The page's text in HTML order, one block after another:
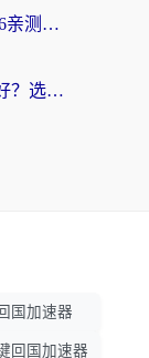
斧牛和OurPlay哪个好？海外党2026亲测：选对加速器，国内资源秒加载
海外党纠结Quickback和Kuyo哪个好？选对回国加速器才能无缝刷国内资源
回国加速器
回国加速器